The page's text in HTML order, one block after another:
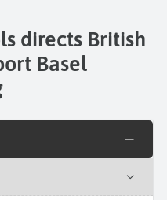
directs British
Basel